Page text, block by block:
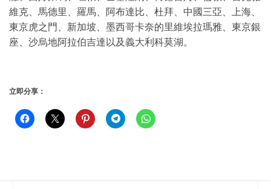
維克、馬德里、羅馬、阿布達比、杜拜、中國三亞、上海、
東京虎之門、新加坡、墨西哥卡奈的里維埃拉瑪雅、東京銀
座、沙烏地阿拉伯吉達以及義大利科莫湖。
立即分享：